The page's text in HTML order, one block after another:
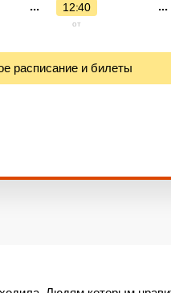
... 12:40
от
...
расписание и билеты